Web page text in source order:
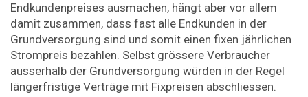
Endkundenpreises ausmachen, hängt aber vor allem
damit zusammen, dass fast alle Endkunden in der
Grundversorgung sind und somit einen fixen jährlichen
Strompreis bezahlen. Selbst grössere Verbraucher
ausserhalb der Grundversorgung würden in der Regel
längerfristige Verträge mit Fixpreisen abschliessen.